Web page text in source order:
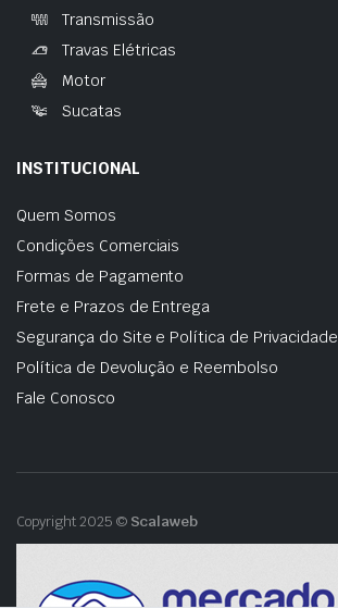
Transmissão
Travas Elétricas
Motor
Sucatas
INSTITUCIONAL
Quem Somos
Condições Comerciais
Formas de Pagamento
Frete e Prazos de Entrega
Segurança do Site e Política de Privacidade
Política de Devolução e Reembolso
Fale Conosco
Copyright 2025 © Scalaweb